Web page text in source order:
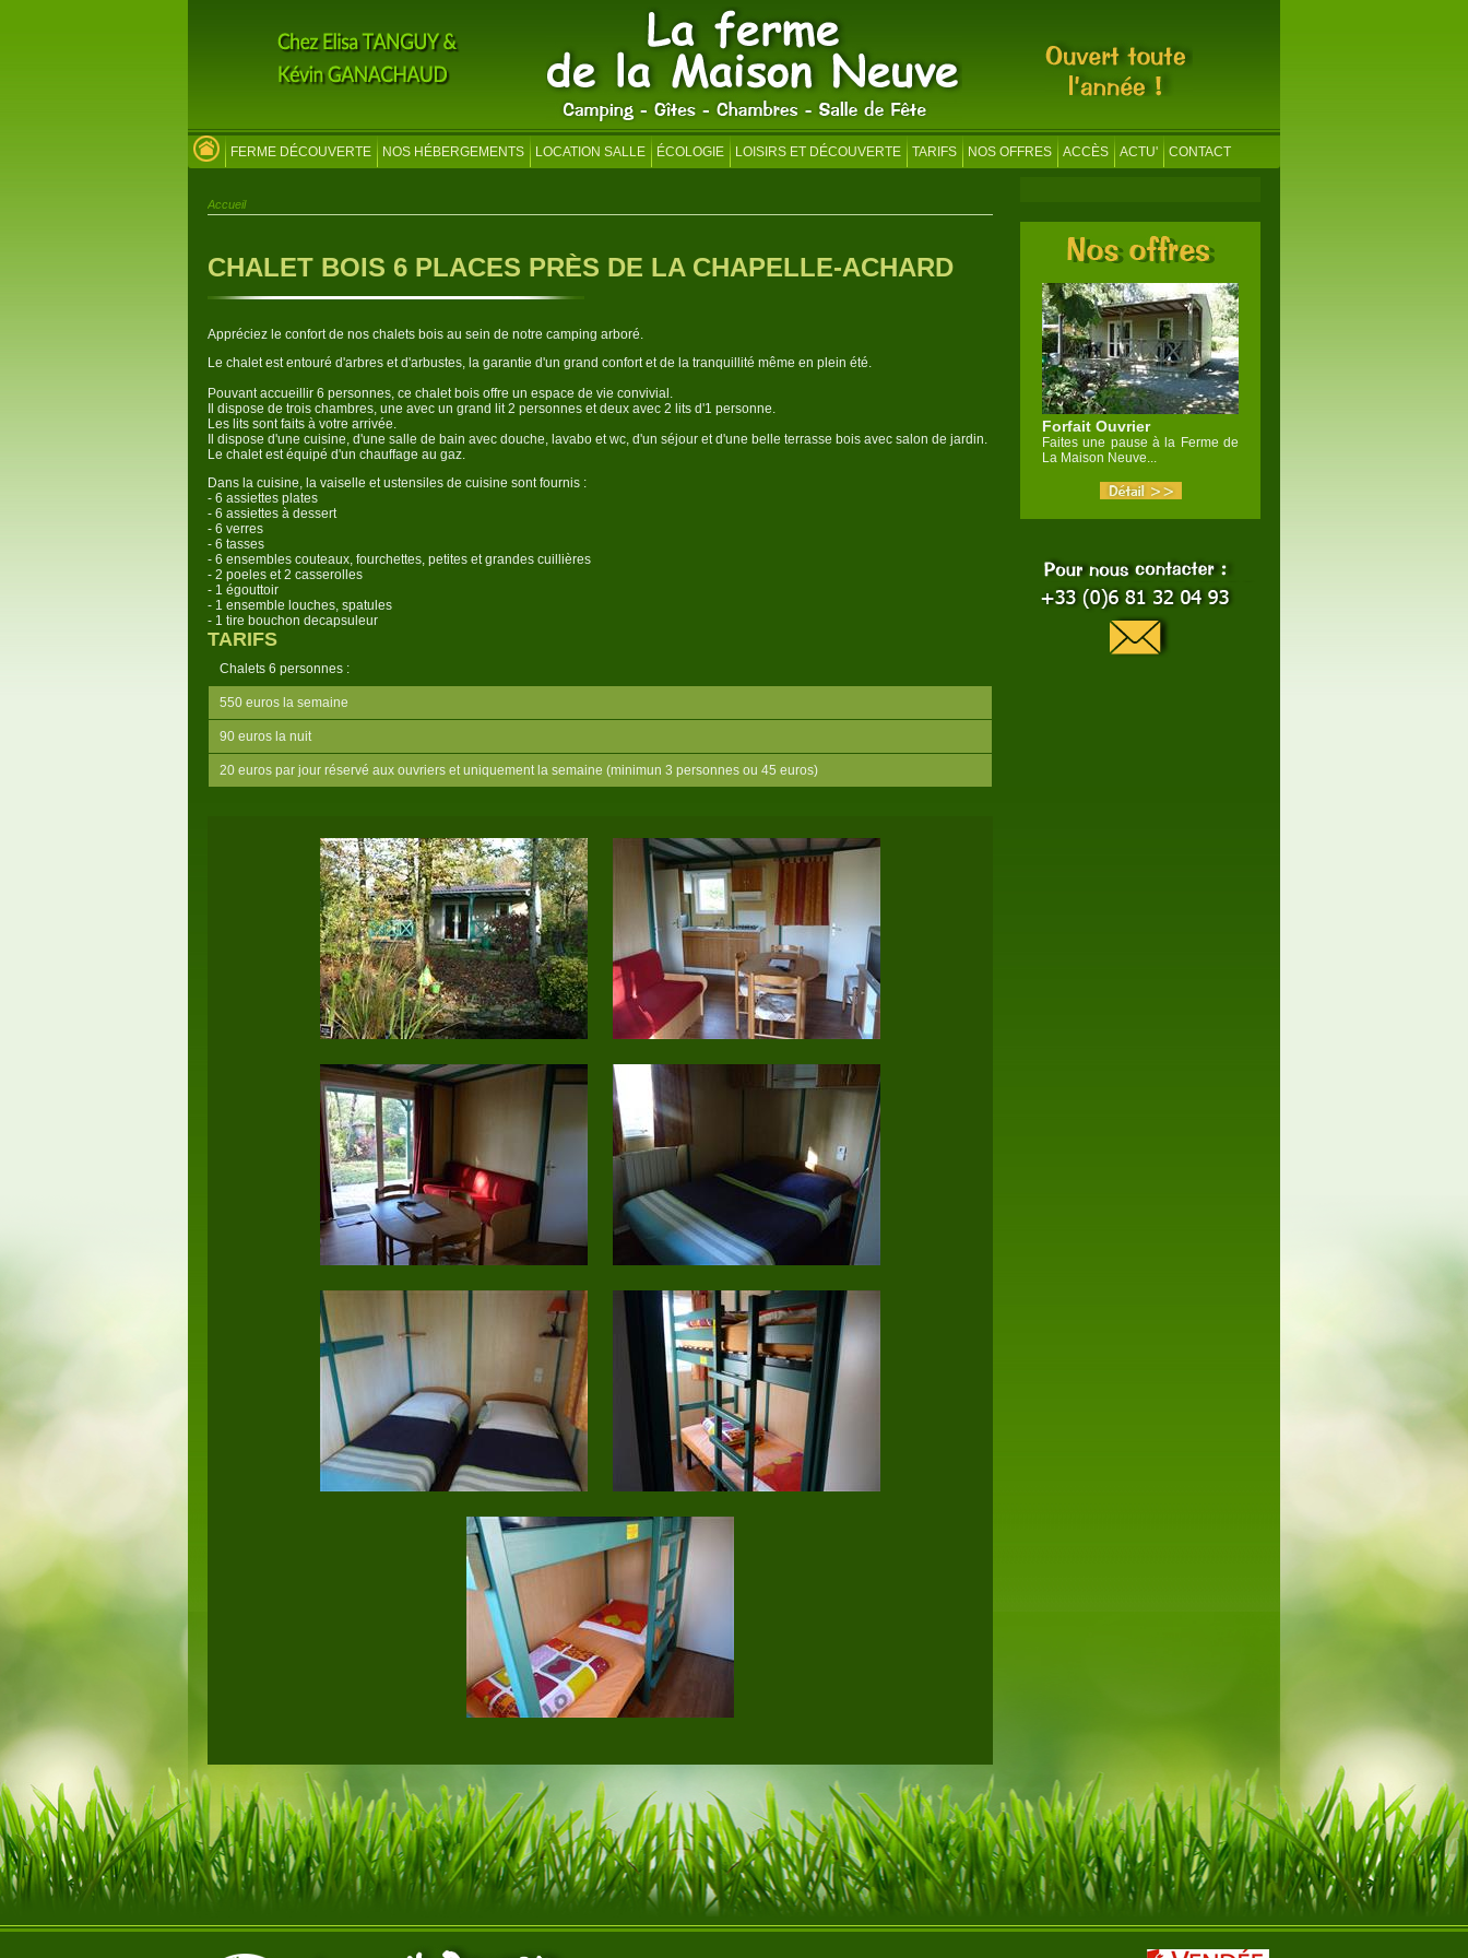
FERME DÉCOUVERTE NOS HÉBERGEMENTS LOCATION SALLE ÉCOLOGIE LOISIRS ET DÉCOUVERTE TARIFS NOS OFFRES ACCÈS ACTU' CONTACT
Forfait Ouvrier
Faites une pause à la Ferme de
La Maison Neuve...
Accueil
CHALET BOIS 6 PLACES PRÈS DE LA CHAPELLE-ACHARD
Appréciez le confort de nos chalets bois au sein de notre camping arboré.
Le chalet est entouré d'arbres et d'arbustes, la garantie d'un grand confort et de la tranquillité même en plein été.
Pouvant accueillir 6 personnes, ce chalet bois offre un espace de vie convivial.
Il dispose de trois chambres, une avec un grand lit 2 personnes et deux avec 2 lits d'1 personne.
Les lits sont faits à votre arrivée.
Il dispose d'une cuisine, d'une salle de bain avec douche, lavabo et wc, d'un séjour et d'une belle terrasse bois avec salon de jardin.
Le chalet est équipé d'un chauffage au gaz.
Dans la cuisine, la vaiselle et ustensiles de cuisine sont fournis :
- 6 assiettes plates
- 6 assiettes à dessert
- 6 verres
- 6 tasses
- 6 ensembles couteaux, fourchettes, petites et grandes cuillières
- 2 poeles et 2 casserolles
- 1 égouttoir
- 1 ensemble louches, spatules
- 1 tire bouchon decapsuleur
TARIFS
Chalets 6 personnes :
550 euros la semaine
90 euros la nuit
20 euros par jour réservé aux ouvriers et uniquement la semaine (minimun 3 personnes ou 45 euros)